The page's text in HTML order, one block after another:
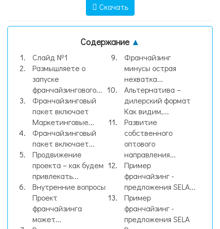
магазинов одежды среднего сегмента. -
Скачать
Содержание ▲
Слайд №1
Размышляете о
запуске
франчайзингового...
Франчайзинговый
пакет включает
Маркетинговые...
Франчайзинговый
пакет включает...
Продвижение
проекта – как будем
привлекать...
Внутренние вопросы
Проект
франчайзинга
может...
Франчайзинг
минусы острая
нехватка...
Альтернатива –
дилерский формат
Как видим,...
Развитие
собственного
оптового
направления...
Пример
франчайзинг -
предложения SELA...
Пример
франчайзинг -
предложения SELA